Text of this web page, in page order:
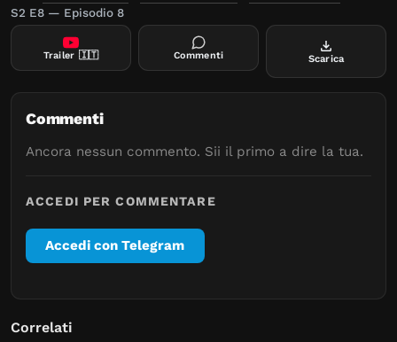
un bambino che non parla e molti altri. I "redivivi" cercano
di tornare alle proprie vite come se nulla fosse successo,
ma, nel frattempo, si verificano degli strani fenomeni: si
interrompe spesso la corrente, si abbassa il livello
dell'acqua della diga del paese, appaiono strane ferite sui
che ritornano, film del 2004 diretto da Robin Campillo.
S2 E8 — Episodio 8
Trailer 🇮🇹 Commenti Scarica
Commenti
Ancora nessun commento. Sii il primo a dire la tua.
ACCEDI PER COMMENTARE
Accedi con Telegram
Correlati